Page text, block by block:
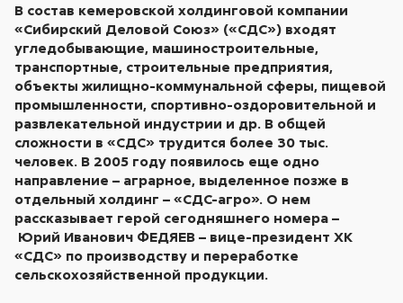
В состав кемеровской холдинговой компании
«Сибирский Деловой Союз» («СДС») входят
угледобывающие, машиностроительные,
транспортные, строительные предприятия,
объекты жилищно-коммунальной сферы, пищевой
промышленности, спортивно-оздоровительной и
развлекательной индустрии и др. В общей
сложности в «СДС» трудится более 30 тыс.
человек. В 2005 году появилось еще одно
направление – аграрное, выделенное позже в
отдельный холдинг – «СДС-агро». О нем
рассказывает герой сегодняшнего номера –
Юрий Иванович ФЕДЯЕВ – вице-президент ХК
«СДС» по производству и переработке
сельскохозяйственной продукции.